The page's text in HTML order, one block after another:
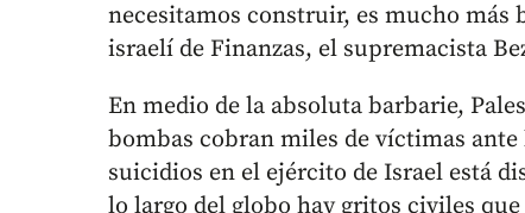
necesitamos construir, es mucho más
israelí de Finanzas, el supremacista
En medio de la absoluta barbarie,
bombas cobran miles de víctimas
suicidios en el ejército de Israel está
lo largo del globo hay gritos civiles